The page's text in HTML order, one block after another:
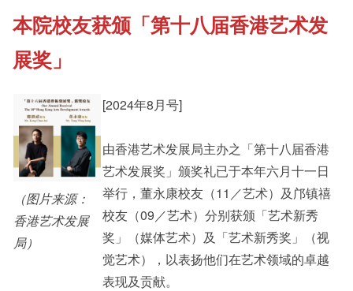
《新亚书院概览》
新亚影集
影片库
Cultural Topics
Alumni Connections
本院校友获颁「第十八届香港艺术发
展奖」
（图片来源：
香港艺术发展
局）
[2024年8月号]
由香港艺术发展局主办之「第十八届香港
艺术发展奖」颁奖礼已于本年六月十一日
举行，董永康校友（11／艺术）及邝镇禧
校友（09／艺术）分别获颁「艺术新秀
奖」（媒体艺术）及「艺术新秀奖」（视
觉艺术），以表扬他们在艺术领域的卓越
表现及贡献。